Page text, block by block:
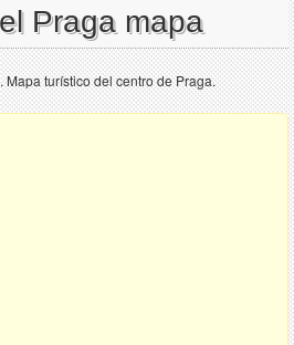
Praga mapa
turístico del centro de Praga.